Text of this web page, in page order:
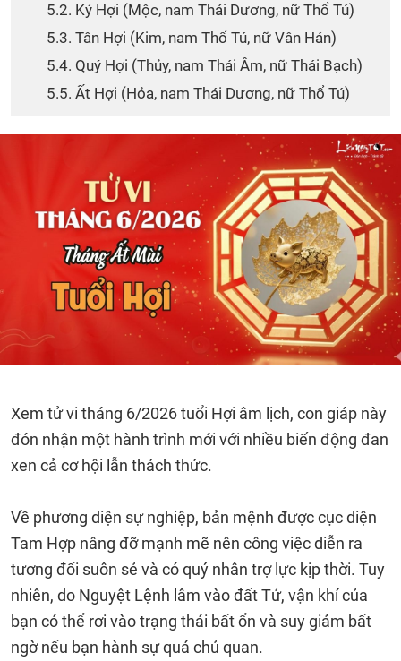
5.2. Kỷ Hợi (Mộc, nam Thái Dương, nữ Thổ Tú)
5.3. Tân Hợi (Kim, nam Thổ Tú, nữ Vân Hán)
5.4. Quý Hợi (Thủy, nam Thái Âm, nữ Thái Bạch)
5.5. Ất Hợi (Hỏa, nam Thái Dương, nữ Thổ Tú)
Xem tử vi tháng 6/2026 tuổi Hợi âm lịch, con giáp này
đón nhận một hành trình mới với nhiều biến động đan
xen cả cơ hội lẫn thách thức.
Về phương diện sự nghiệp, bản mệnh được cục diện
Tam Hợp nâng đỡ mạnh mẽ nên công việc diễn ra
tương đối suôn sẻ và có quý nhân trợ lực kịp thời. Tuy
nhiên, do Nguyệt Lệnh lâm vào đất Tử, vận khí của
bạn có thể rơi vào trạng thái bất ổn và suy giảm bất
ngờ nếu bạn hành sự quá chủ quan.